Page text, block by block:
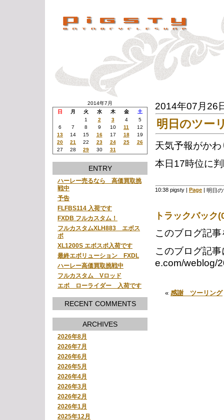
2014年7月
日
月 火 水 木 金
土
1
2 3 4
5
6
7 8 9 10 11
12
13
14 15 16 17 18
19
20
21 22 23 24 25
26
27
28 29 30 31
ENTRY
ハーレー売るなら 高価買取挑
戦中
予告
FLFBS114 入荷です
FXDB フルカスタム！
フルカスタムXLH883 エボス
ポ
XL1200S エボスポ入荷です
最終エボリューション FXDL
ハーレー高価買取挑戦中
フルカスタム Vロッド
エボ ローライダー 入荷です
RECENT COMMENTS
ARCHIVES
2026年8月
2026年7月
2026年6月
2026年5月
2026年4月
2026年3月
2026年2月
2026年1月
2025年12月
2014年07月26
明日のツー
天気予報がか
本日17時位に
10:38 pigsty | Page | 明日
トラックバック
このブログ記
このブログ記
e.com/weblog/
« 感謝 ツーリング